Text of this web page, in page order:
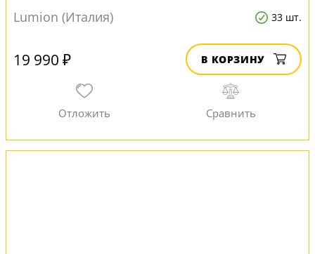
Lumion (Италия)
33 шт.
19 990 ₽ В КОРЗИНУ